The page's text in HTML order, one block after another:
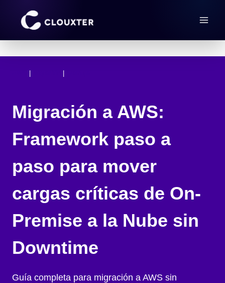
contenido
Migración a AWS:
Framework paso a
paso para mover
cargas críticas de On-
Premise a la Nube sin
Downtime
Guía completa para migración a AWS sin